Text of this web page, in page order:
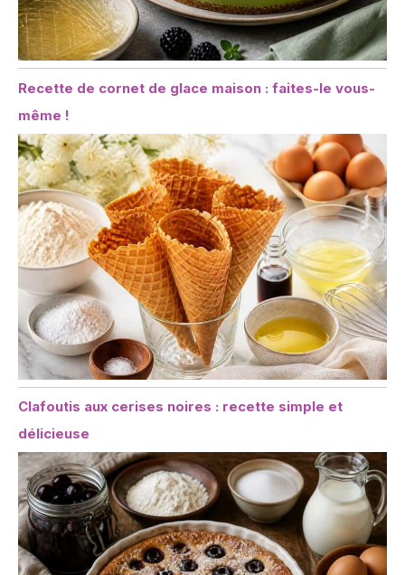
Recette de cornet de glace maison : faites-le vous-
même !
Clafoutis aux cerises noires : recette simple et
délicieuse